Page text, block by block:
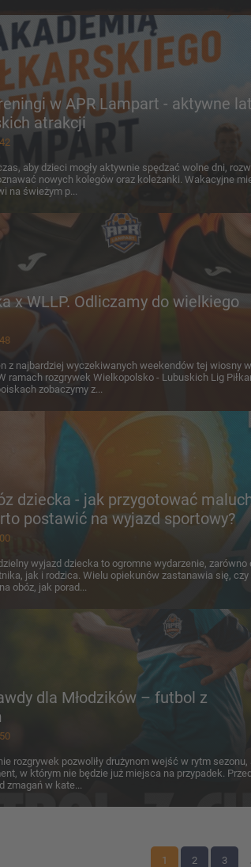
w APR Lampart - aktywne
atrakcji
aby dzieci mogły aktywnie spędzać wolne dni,
nowych kolegów oraz koleżanki. Wakacyjne
na świeżym p...
x WLLP. Odliczamy do wielkiego
z najbardziej wyczekiwanych weekendów tej wiosny
ramach rozgrywek Wielkopolsko - Lubuskich Lig
zobaczymy z...
dziecka - jak przygotować
postawić na wyjazd sportowy?
wyjazd dziecka to ogromne wydarzenie, zarówno
jak i rodzica. Wielu opiekunów zastanawia się,
obóz, jak porad...
dla Młodzików – futbol z
rozgrywek pozwoliły drużynom wejść w rytm sezonu,
w którym nie będzie już miejsca na przypadek.
zmagań w kate...
1 2 3